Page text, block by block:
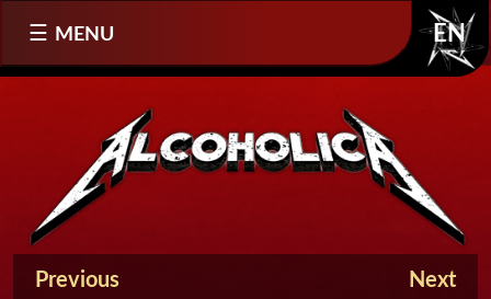
Previous Next
EN
MENU